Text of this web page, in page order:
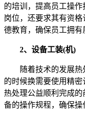
的培训，提高员工操
岗位，还要求其有资
德教育，确保员工拥有
2、设备工装(机)
随着技术的发展热
的时候换需要使用精
热处理公益顺利完成
备的操作规程，确保操